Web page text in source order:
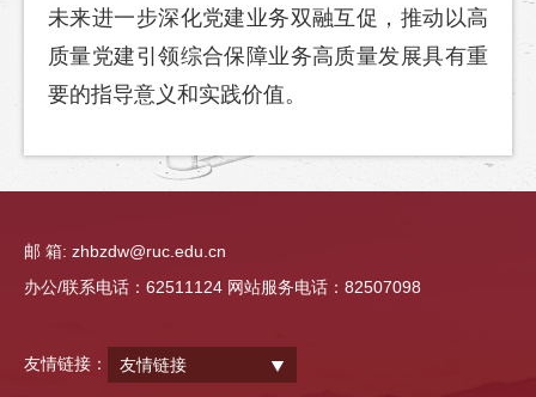
未来进一步深化党建业务双融互促，推动以高
质量党建引领综合保障业务高质量发展具有重
要的指导意义和实践价值。
邮 箱: zhbzdw@ruc.edu.cn
办公/联系电话：62511124 网站服务电话：82507098
友情链接： 友情链接